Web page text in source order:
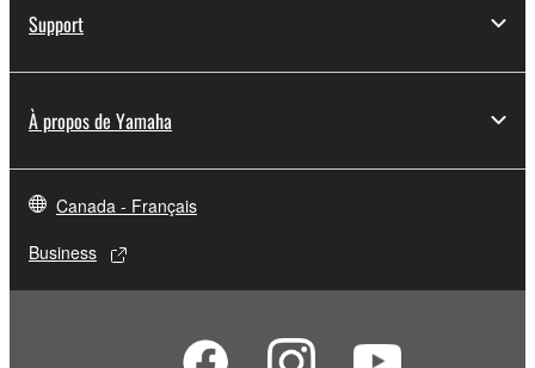
Support
À propos de Yamaha
Canada - Français
Business